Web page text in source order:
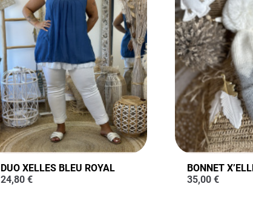
DUO XELLES BLEU ROYAL
24,80€
BONNET
35,00€